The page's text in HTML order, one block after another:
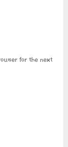
for the next